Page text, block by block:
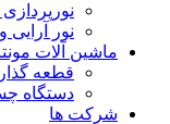
نور آرایی
ماشین آلات
قطعه
دستگاه
شرکت ها